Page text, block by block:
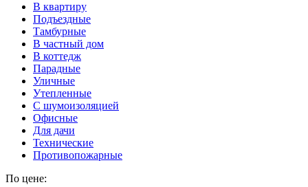
В квартиру
Подъездные
Тамбурные
В частный дом
В коттедж
Парадные
Уличные
Утепленные
C шумоизоляцией
Офисные
Для дачи
Технические
Противопожарные
По цене: